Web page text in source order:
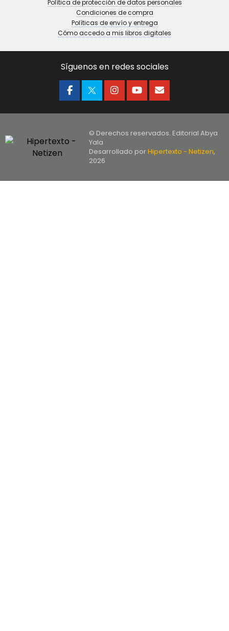
Política de protección de datos personales
Condiciones de compra
Políticas de envío y entrega
Cómo accedo a mis libros digitales
Síguenos en redes sociales
© Derechos reservados. Editorial Abya
Yala
Desarrollado porHipertexto - Netizen,
2026